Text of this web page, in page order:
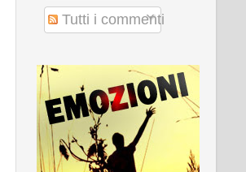
Tutti i commenti